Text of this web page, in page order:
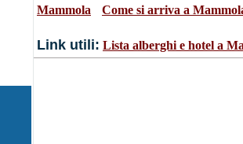
Mammola
Come si arriva a
Link utili: Lista alberghi e hotel a